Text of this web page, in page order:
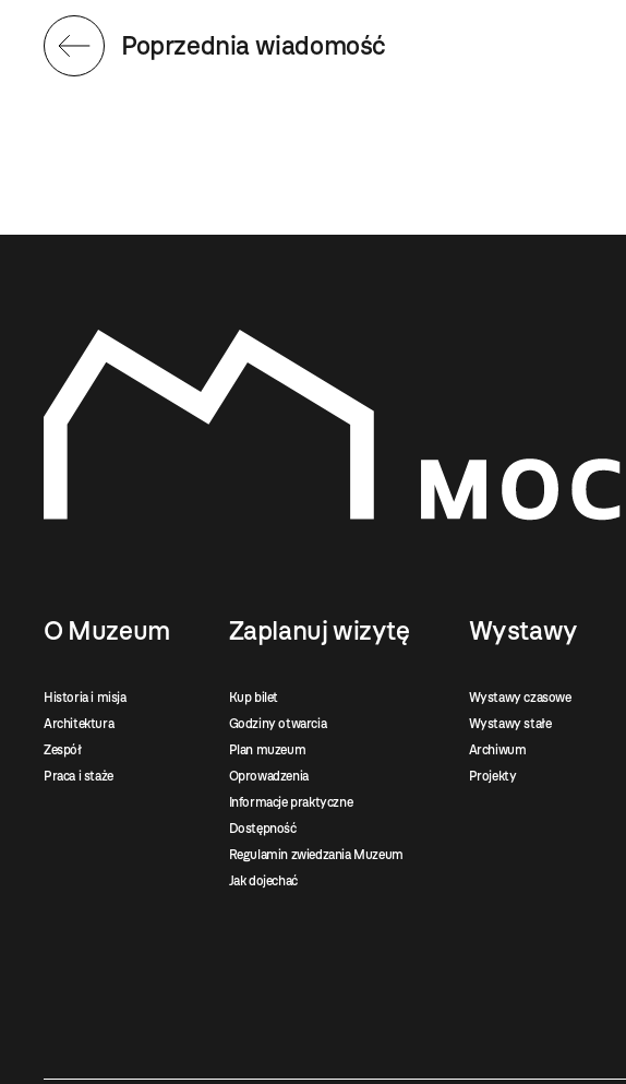
Poprzednia wiadomość
O Muzeum
Historia i misja
Architektura
Zespół
Praca i staże
Zaplanuj wizytę
Kup bilet
Godziny otwarcia
Plan muzeum
Oprowadzenia
Informacje praktyczne
Dostępność
Regulamin zwiedzania Muzeum
Jak dojechać
Wystawy
Wystawy czasowe
Wystawy stałe
Archiwum
Projekty